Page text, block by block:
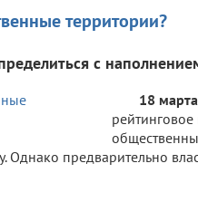
территории?
с
18 марта
Однако предварительно